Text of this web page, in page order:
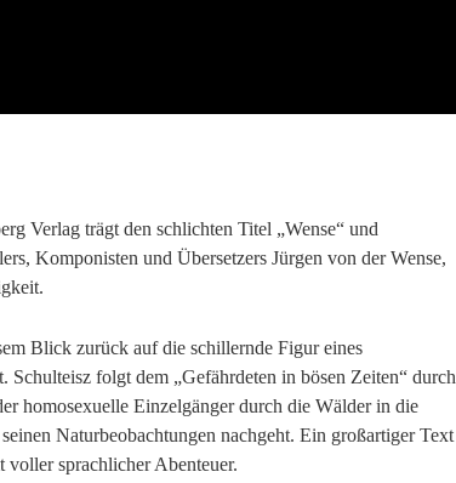
Verlag trägt den schlichten Titel „Wense“ und
Komponisten und Übersetzers Jürgen von der Wense,
Blick zurück auf die schillernde Figur eines
Schulteisz folgt dem „Gefährdeten in bösen Zeiten“ durch
homosexuelle Einzelgänger durch die Wälder in die
Naturbeobachtungen nachgeht. Ein großartiger Text
voller sprachlicher Abenteuer.